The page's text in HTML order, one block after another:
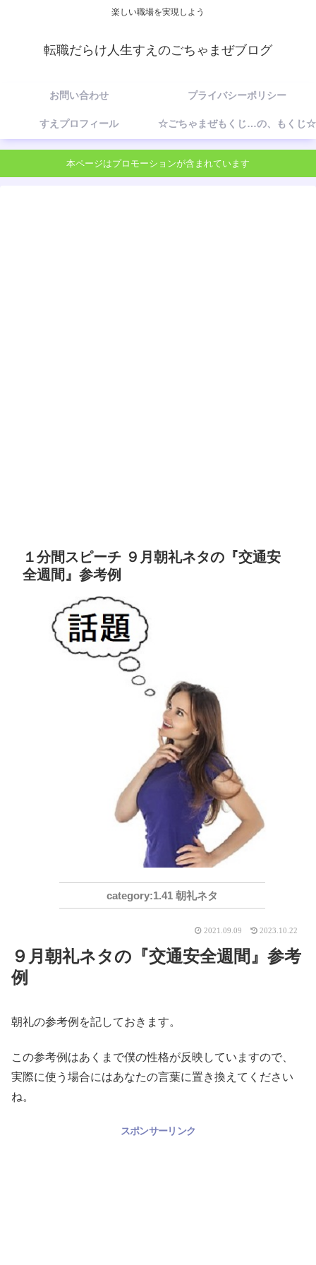
楽しい職場を実現しよう
転職だらけ人生すえのごちゃまぜブログ
お問い合わせ プライバシーポリシー
すえプロフィール ☆ごちゃまぜもくじ…の、もくじ☆
本ページはプロモーションが含まれています
１分間スピーチ ９月朝礼ネタの『交通安
全週間』参考例
1.41 朝礼ネタ
2021.09.09 2023.10.22
９月朝礼ネタの『交通安全週間』参考
例
朝礼の参考例を記しておきます。
この参考例はあくまで僕の性格が反映していますので、
実際に使う場合にはあなたの言葉に置き換えてください
ね。
スポンサーリンク